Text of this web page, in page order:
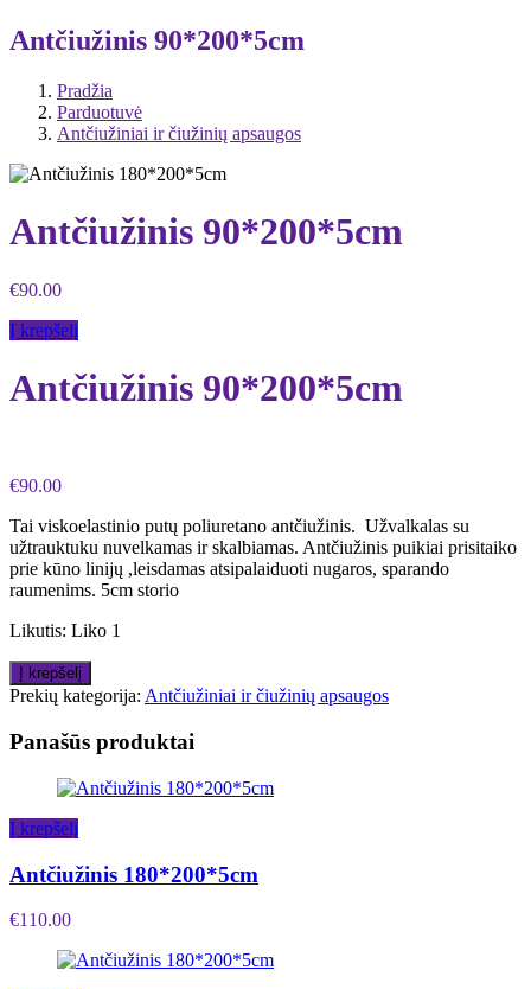
Antčiužinis 90*200*5cm
Pradžia
Parduotuvė
Antčiužiniai ir čiužinių apsaugos
Antčiužinis 90*200*5cm
€90.00
Į krepšelį
Antčiužinis 90*200*5cm
€90.00
Tai viskoelastinio putų poliuretano antčiužinis. Užvalkalas su
užtrauktuku nuvelkamas ir skalbiamas. Antčiužinis puikiai prisitaiko
prie kūno linijų ,leisdamas atsipalaiduoti nugaros, sparando
raumenims. 5cm storio
Likutis: Liko 1
Į krepšelį
Prekių kategorija: Antčiužiniai ir čiužinių apsaugos
Panašūs produktai
Į krepšelį
Antčiužinis 180*200*5cm
€110.00